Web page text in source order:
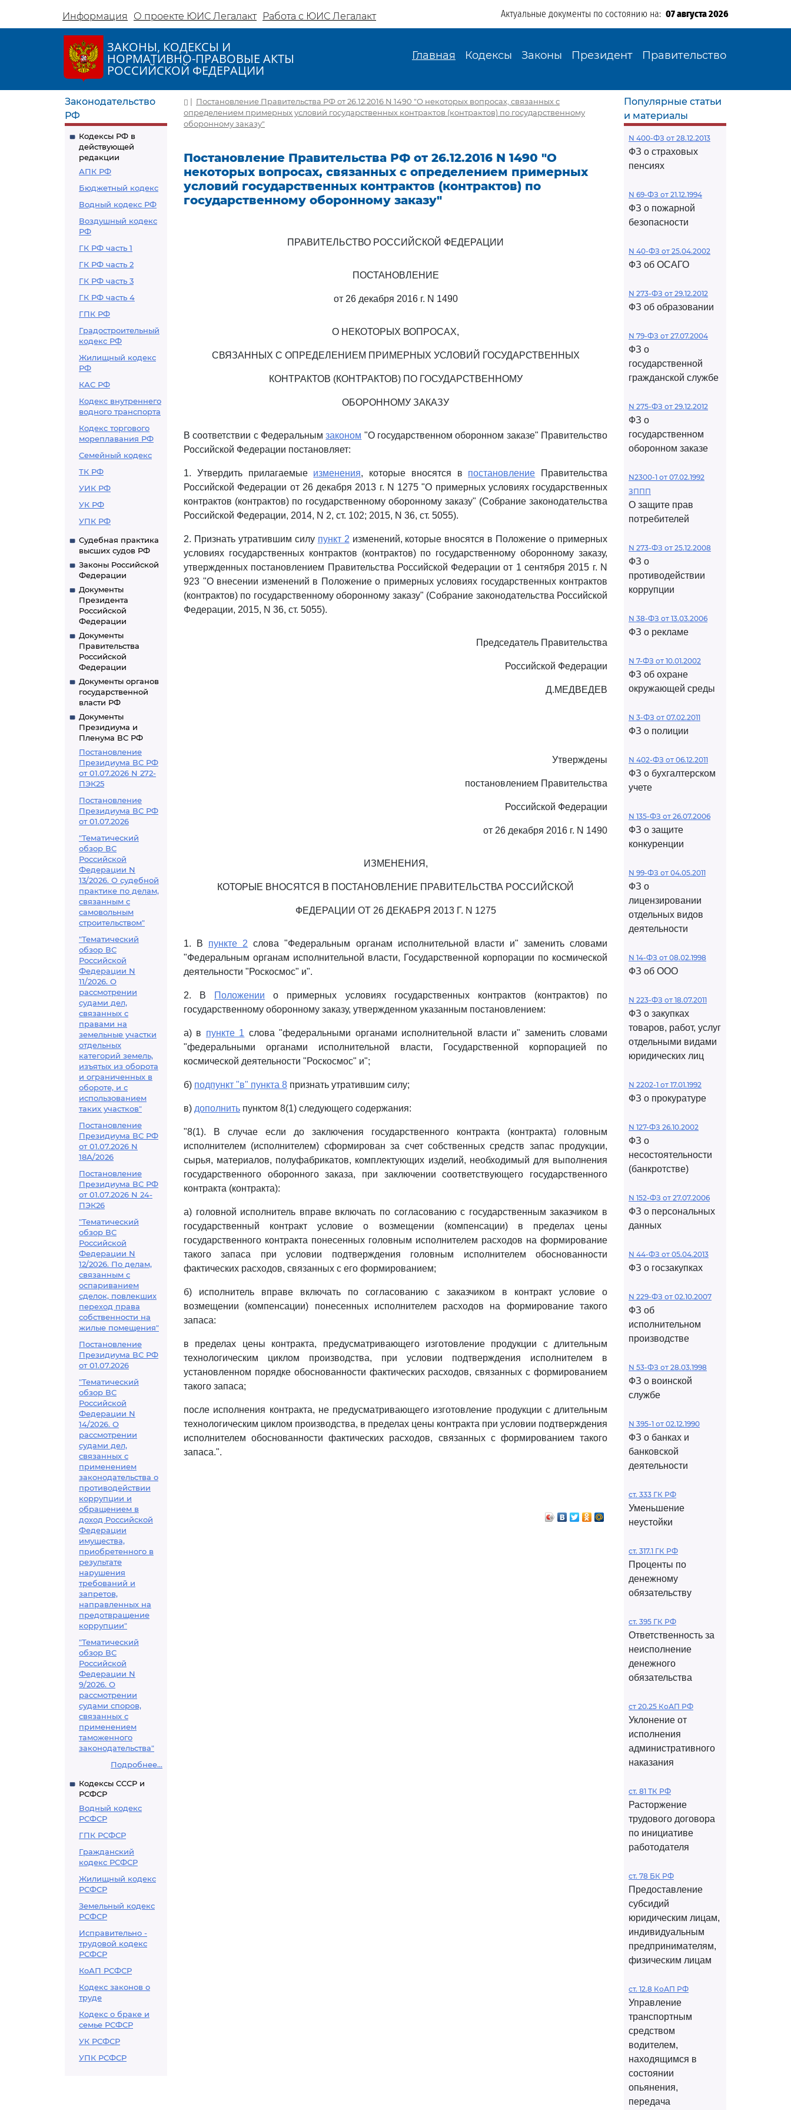
Информация О проекте ЮИС Легалакт Работа с ЮИС Легалакт Актуальные документы по состоянию на: 07 августа 2026
ЗАКОНЫ, КОДЕКСЫ И
НОРМАТИВНО-ПРАВОВЫЕ АКТЫ
РОССИЙСКОЙ ФЕДЕРАЦИИ
Главная Кодексы Законы Президент Правительство
Законодательство
РФ
Кодексы РФ в
действующей
редакции
АПК РФ
Бюджетный кодекс
Водный кодекс РФ
Воздушный кодекс
РФ
ГК РФ часть 1
ГК РФ часть 2
ГК РФ часть 3
ГК РФ часть 4
ГПК РФ
Градостроительный
кодекс РФ
Жилищный кодекс
РФ
КАС РФ
Кодекс внутреннего
водного транспорта
Кодекс торгового
мореплавания РФ
Семейный кодекс
ТК РФ
УИК РФ
УК РФ
УПК РФ
Судебная практика
высших судов РФ
Законы Российской
Федерации
Документы
Президента
Российской
Федерации
Документы
Правительства
Российской
Федерации
Документы органов
государственной
власти РФ
Документы
Президиума и
Пленума ВС РФ
Постановление
Президиума ВС РФ
от 01.07.2026 N 272-
ПЭК25
Постановление
Президиума ВС РФ
от 01.07.2026
"Тематический
обзор ВС
Российской
Федерации N
13/2026. О судебной
практике по делам,
связанным с
самовольным
строительством"
"Тематический
обзор ВС
Российской
Федерации N
11/2026. О
рассмотрении
судами дел,
связанных с
правами на
земельные участки
отдельных
категорий земель,
изъятых из оборота
и ограниченных в
обороте, и с
использованием
таких участков"
Постановление
Президиума ВС РФ
от 01.07.2026 N
18А/2026
Постановление
Президиума ВС РФ
от 01.07.2026 N 24-
ПЭК26
"Тематический
обзор ВС
Российской
Федерации N
12/2026. По делам,
связанным с
оспариванием
сделок, повлекших
переход права
собственности на
жилые помещения"
Постановление
Президиума ВС РФ
от 01.07.2026
"Тематический
обзор ВС
Российской
Федерации N
14/2026. О
рассмотрении
судами дел,
связанных с
применением
законодательства о
противодействии
коррупции и
обращением в
доход Российской
Федерации
имущества,
приобретенного в
результате
нарушения
требований и
запретов,
направленных на
предотвращение
коррупции"
"Тематический
обзор ВС
Российской
Федерации N
9/2026. О
рассмотрении
судами споров,
связанных с
применением
таможенного
законодательства"
Подробнее...
Кодексы СССР и
РСФСР
Водный кодекс
РСФСР
ГПК РСФСР
Гражданский
кодекс РСФСР
Жилищный кодекс
РСФСР
Земельный кодекс
РСФСР
Исправительно -
трудовой кодекс
РСФСР
КоАП РСФСР
Кодекс законов о
труде
Кодекс о браке и
семье РСФСР
УК РСФСР
УПК РСФСР
| Постановление Правительства РФ от 26.12.2016 N 1490 "О некоторых вопросах, связанных с
определением примерных условий государственных контрактов (контрактов) по государственному
оборонному заказу"
Постановление Правительства РФ от 26.12.2016 N 1490 "О
некоторых вопросах, связанных с определением примерных
условий государственных контрактов (контрактов) по
государственному оборонному заказу"
ПРАВИТЕЛЬСТВО РОССИЙСКОЙ ФЕДЕРАЦИИ
ПОСТАНОВЛЕНИЕ
от 26 декабря 2016 г. N 1490
О НЕКОТОРЫХ ВОПРОСАХ,
СВЯЗАННЫХ С ОПРЕДЕЛЕНИЕМ ПРИМЕРНЫХ УСЛОВИЙ ГОСУДАРСТВЕННЫХ
КОНТРАКТОВ (КОНТРАКТОВ) ПО ГОСУДАРСТВЕННОМУ
ОБОРОННОМУ ЗАКАЗУ
В соответствии с Федеральнымзаконом "О государственном оборонном заказе" Правительство
Российской Федерации постановляет:
1. Утвердить прилагаемые изменения, которые вносятся в постановление Правительства
Российской Федерации от 26 декабря 2013 г. N 1275 "О примерных условиях государственных
контрактов (контрактов) по государственному оборонному заказу" (Собрание законодательства
Российской Федерации, 2014, N 2, ст. 102; 2015, N 36, ст. 5055).
2. Признать утратившим силу пункт 2 изменений, которые вносятся в Положение о примерных
условиях государственных контрактов (контрактов) по государственному оборонному заказу,
утвержденных постановлением Правительства Российской Федерации от 1 сентября 2015 г. N
923 "О внесении изменений в Положение о примерных условиях государственных контрактов
(контрактов) по государственному оборонному заказу" (Собрание законодательства Российской
Федерации, 2015, N 36, ст. 5055).
Председатель Правительства
Российской Федерации
Д.МЕДВЕДЕВ
Утверждены
постановлением Правительства
Российской Федерации
от 26 декабря 2016 г. N 1490
ИЗМЕНЕНИЯ,
КОТОРЫЕ ВНОСЯТСЯ В ПОСТАНОВЛЕНИЕ ПРАВИТЕЛЬСТВА РОССИЙСКОЙ
ФЕДЕРАЦИИ ОТ 26 ДЕКАБРЯ 2013 Г. N 1275
1. В пункте 2 слова "Федеральным органам исполнительной власти и" заменить словами
"Федеральным органам исполнительной власти, Государственной корпорации по космической
деятельности "Роскосмос" и".
2. В Положении о примерных условиях государственных контрактов (контрактов) по
государственному оборонному заказу, утвержденном указанным постановлением:
а) в пункте 1 слова "федеральными органами исполнительной власти и" заменить словами
"федеральными органами исполнительной власти, Государственной корпорацией по
космической деятельности "Роскосмос" и";
б) подпункт "в" пункта 8 признать утратившим силу;
в) дополнить пунктом 8(1) следующего содержания:
"8(1). В случае если до заключения государственного контракта (контракта) головным
исполнителем (исполнителем) сформирован за счет собственных средств запас продукции,
сырья, материалов, полуфабрикатов, комплектующих изделий, необходимый для выполнения
государственного оборонного заказа, при заключении соответствующего государственного
контракта (контракта):
а) головной исполнитель вправе включать по согласованию с государственным заказчиком в
государственный контракт условие о возмещении (компенсации) в пределах цены
государственного контракта понесенных головным исполнителем расходов на формирование
такого запаса при условии подтверждения головным исполнителем обоснованности
фактических расходов, связанных с его формированием;
б) исполнитель вправе включать по согласованию с заказчиком в контракт условие о
возмещении (компенсации) понесенных исполнителем расходов на формирование такого
запаса:
в пределах цены контракта, предусматривающего изготовление продукции с длительным
технологическим циклом производства, при условии подтверждения исполнителем в
установленном порядке обоснованности фактических расходов, связанных с формированием
такого запаса;
после исполнения контракта, не предусматривающего изготовление продукции с длительным
технологическим циклом производства, в пределах цены контракта при условии подтверждения
исполнителем обоснованности фактических расходов, связанных с формированием такого
запаса.".
Популярные статьи
и материалы
N 400-ФЗ от 28.12.2013
ФЗ о страховых
пенсиях
N 69-ФЗ от 21.12.1994
ФЗ о пожарной
безопасности
N 40-ФЗ от 25.04.2002
ФЗ об ОСАГО
N 273-ФЗ от 29.12.2012
ФЗ об образовании
N 79-ФЗ от 27.07.2004
ФЗ о
государственной
гражданской службе
N 275-ФЗ от 29.12.2012
ФЗ о
государственном
оборонном заказе
N2300-1 от 07.02.1992
ЗППП
О защите прав
потребителей
N 273-ФЗ от 25.12.2008
ФЗ о
противодействии
коррупции
N 38-ФЗ от 13.03.2006
ФЗ о рекламе
N 7-ФЗ от 10.01.2002
ФЗ об охране
окружающей среды
N 3-ФЗ от 07.02.2011
ФЗ о полиции
N 402-ФЗ от 06.12.2011
ФЗ о бухгалтерском
учете
N 135-ФЗ от 26.07.2006
ФЗ о защите
конкуренции
N 99-ФЗ от 04.05.2011
ФЗ о
лицензировании
отдельных видов
деятельности
N 14-ФЗ от 08.02.1998
ФЗ об ООО
N 223-ФЗ от 18.07.2011
ФЗ о закупках
товаров, работ, услуг
отдельными видами
юридических лиц
N 2202-1 от 17.01.1992
ФЗ о прокуратуре
N 127-ФЗ 26.10.2002
ФЗ о
несостоятельности
(банкротстве)
N 152-ФЗ от 27.07.2006
ФЗ о персональных
данных
N 44-ФЗ от 05.04.2013
ФЗ о госзакупках
N 229-ФЗ от 02.10.2007
ФЗ об
исполнительном
производстве
N 53-ФЗ от 28.03.1998
ФЗ о воинской
службе
N 395-1 от 02.12.1990
ФЗ о банках и
банковской
деятельности
ст. 333 ГК РФ
Уменьшение
неустойки
ст. 317.1 ГК РФ
Проценты по
денежному
обязательству
ст. 395 ГК РФ
Ответственность за
неисполнение
денежного
обязательства
ст 20.25 КоАП РФ
Уклонение от
исполнения
административного
наказания
ст. 81 ТК РФ
Расторжение
трудового договора
по инициативе
работодателя
ст. 78 БК РФ
Предоставление
субсидий
юридическим лицам,
индивидуальным
предпринимателям,
физическим лицам
ст. 12.8 КоАП РФ
Управление
транспортным
средством
водителем,
находящимся в
состоянии
опьянения,
передача